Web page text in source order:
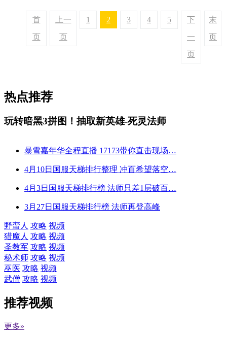
首
页
上一
页
1 2 3 4 5
下
一
页
末
页
热点推荐
玩转暗黑3拼图！抽取新英雄-死灵法师
暴雪嘉年华全程直播 17173带你直击现场…
4月10日国服天梯排行整理 冲百希望落空…
4月3日国服天梯排行榜 法师只差1层破百…
3月27日国服天梯排行榜 法师再登高峰
野蛮人 攻略 视频
猎魔人 攻略 视频
圣教军 攻略 视频
秘术师 攻略 视频
巫医 攻略 视频
武僧 攻略 视频
推荐视频
更多»